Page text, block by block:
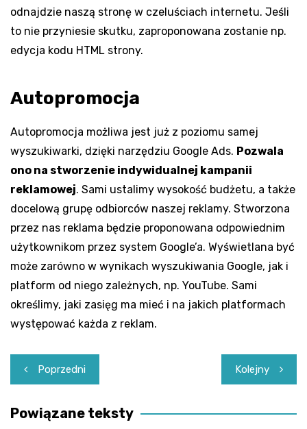
odnajdzie naszą stronę w czeluściach internetu. Jeśli
to nie przyniesie skutku, zaproponowana zostanie np.
edycja kodu HTML strony.
Autopromocja
Autopromocja możliwa jest już z poziomu samej
wyszukiwarki, dzięki narzędziu Google Ads. Pozwala
ono na stworzenie indywidualnej kampanii
reklamowej. Sami ustalimy wysokość budżetu, a także
docelową grupę odbiorców naszej reklamy. Stworzona
przez nas reklama będzie proponowana odpowiednim
użytkownikom przez system Google’a. Wyświetlana być
może zarówno w wynikach wyszukiwania Google, jak i
platform od niego zależnych, np. YouTube. Sami
określimy, jaki zasięg ma mieć i na jakich platformach
występować każda z reklam.
Nawigacja
wpisu
Poprzedni Kolejny
Powiązane teksty